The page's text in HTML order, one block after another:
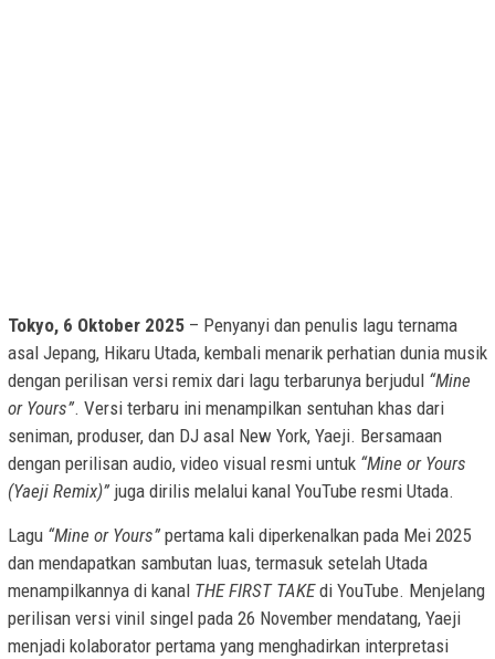
Tokyo, 6 Oktober 2025 – Penyanyi dan penulis lagu ternama
asal Jepang, Hikaru Utada, kembali menarik perhatian dunia musik
dengan perilisan versi remix dari lagu terbarunya berjudul “Mine
or Yours”. Versi terbaru ini menampilkan sentuhan khas dari
seniman, produser, dan DJ asal New York, Yaeji. Bersamaan
dengan perilisan audio, video visual resmi untuk “Mine or Yours
(Yaeji Remix)” juga dirilis melalui kanal YouTube resmi Utada.
Lagu “Mine or Yours” pertama kali diperkenalkan pada Mei 2025
dan mendapatkan sambutan luas, termasuk setelah Utada
menampilkannya di kanal THE FIRST TAKEdi YouTube. Menjelang
perilisan versi vinil singel pada 26 November mendatang, Yaeji
menjadi kolaborator pertama yang menghadirkan interpretasi